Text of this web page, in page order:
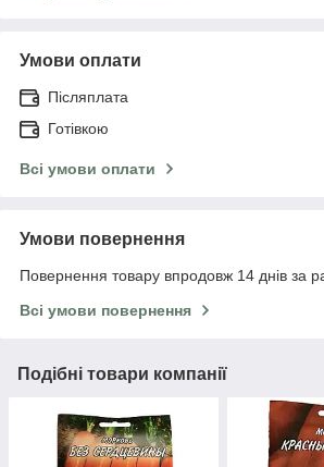
Умови оплати
Післяплата
Готівкою
Всі умови оплати
Умови повернення
Повернення товару впродовж 14 днів за
Всі умови повернення
Подібні товари компанії